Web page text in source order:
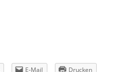
E-Mail Drucken